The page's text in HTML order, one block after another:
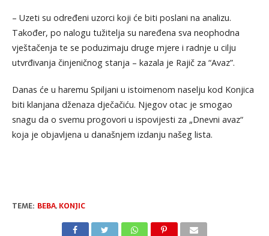
– Uzeti su određeni uzorci koji će biti poslani na analizu.
Također, po nalogu tužitelja su naređena sva neophodna
vještačenja te se poduzimaju druge mjere i radnje u cilju
utvrđivanja činjeničnog stanja – kazala je Rajič za “Avaz”.
Danas će u haremu Spiljani u istoimenom naselju kod Konjica
biti klanjana dženaza dječačiću. Njegov otac je smogao
snagu da o svemu progovori u ispovijesti za „Dnevni avaz“
koja je objavljena u današnjem izdanju našeg lista.
TEME: BEBA, KONJIC